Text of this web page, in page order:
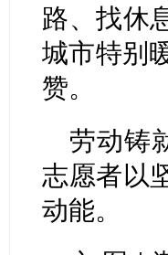
路、找休
城市特别
赞。
劳动铸
志愿者以
动能。